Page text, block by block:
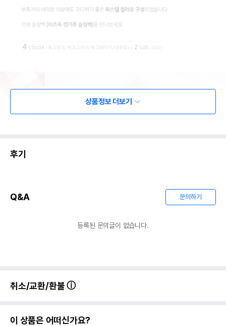
상품정보 더보기
후기
Q&A 문의하기
등록된 문의글이 없습니다.
취소/교환/환불
이 상품은 어떠신가요?